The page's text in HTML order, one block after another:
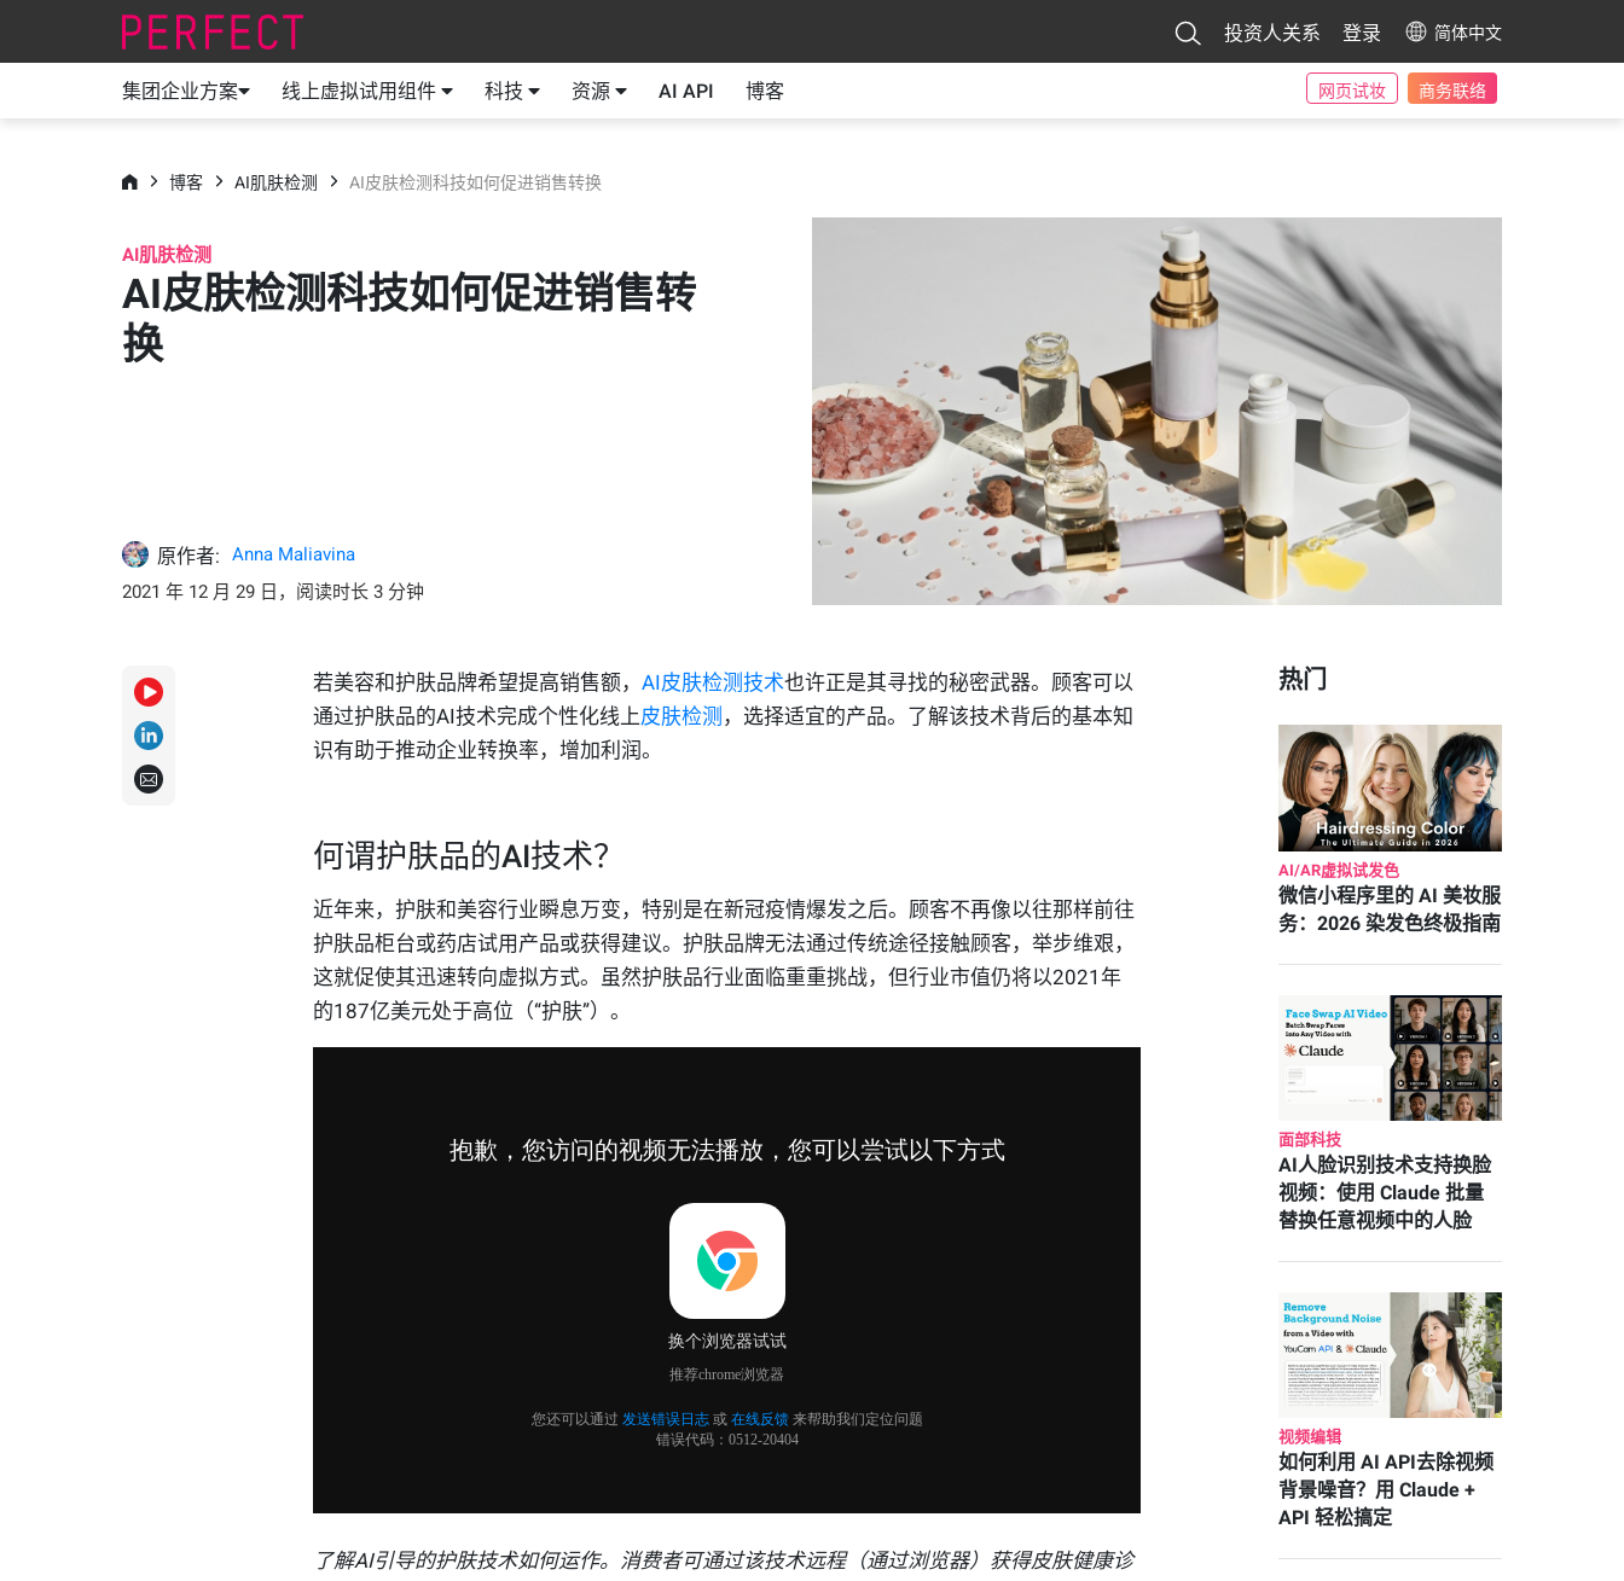
投资人关系 登录 简体中文
集团企业方案 线上虚拟试用组件 科技 资源 AI API 博客 网页试妆 商务联络
博客 AI肌肤检测 AI皮肤检测科技如何促进销售转换
AI肌肤检测
AI皮肤检测科技如何促进销售转
换
原作者:
Anna Maliavina
2021 年 12 月 29 日，阅读时长 3 分钟
若美容和护肤品牌希望提高销售额， AI皮肤检测技术也许正是其寻找的秘密武器。 顾客可以
通过护肤品的AI技术完成个性化线上皮肤检测 ，选择适宜的产品。 了解该技术背后的基本知
识有助于推动企业转换率，增加利润。
何谓护肤品的AI技术？
近年来，护肤和美容行业瞬息万变，特别是在新冠疫情爆发之后。顾客不再像以往那样前往
护肤品柜台或药店试用产品或获得建议。护肤品牌无法通过传统途径接触顾客，举步维艰，
这就促使其迅速转向虚拟方式。虽然护肤品行业面临重重挑战，但行业市值仍将以2021 年
的187亿美元处于高位 （“护肤”）。
了解AI引导的护肤技术如何运作。消费者可通过该技术远程（通过浏览器）获得皮肤健康诊
热门
AI/AR虚拟试发色
微信小程序里的 AI 美妆服
务：2026 染发色终极指南
面部科技
AI人脸识别技术支持换脸
视频：使用 Claude 批量
替换任意视频中的人脸
视频编辑
如何利用 AI API去除视频
背景噪音？用 Claude +
API 轻松搞定